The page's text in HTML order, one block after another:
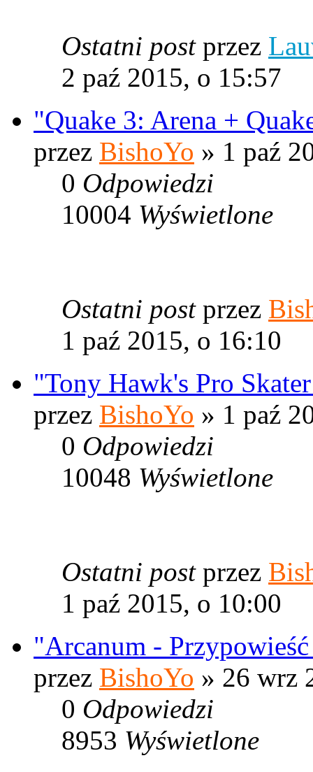
Ostatni post przez
2 paź 2015, o 15:57
"Quake 3: Arena +
przez BishoYo » 1 paź
0 Odpowiedzi
10004 Wyświetlone
Ostatni post przez
1 paź 2015, o 16:10
"Tony Hawk's Pro
przez BishoYo » 1 paź
0 Odpowiedzi
10048 Wyświetlone
Ostatni post przez
1 paź 2015, o 10:00
"Arcanum -
przez BishoYo » 26 wrz
0 Odpowiedzi
8953 Wyświetlone